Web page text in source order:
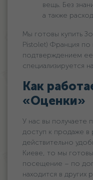
вещь. Без
а также
Мы готовы купить
Pistolet) Франция
подтверждением
специализируется
Как
«Оценки»
У нас вы получаете
доступ к продаже
действительно
Киеве, то мы
посещение – по
находится в других